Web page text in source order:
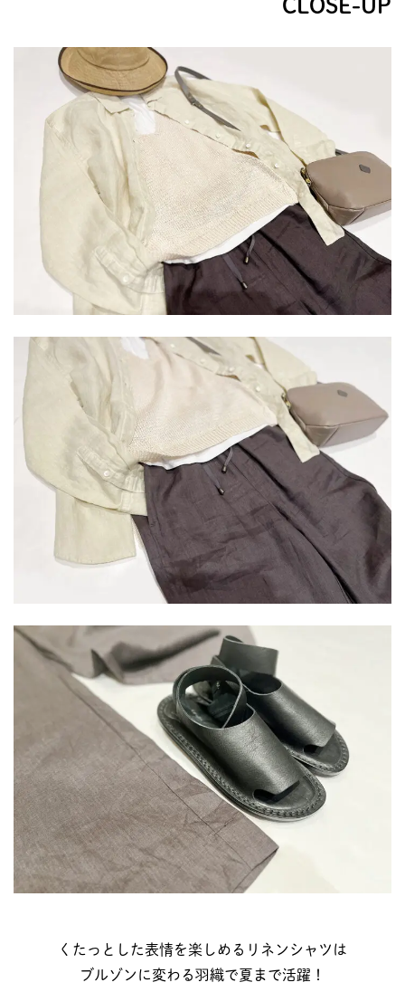
CLOSE-UP
くたっとした表情を楽しめるリネンシャツは
ブルゾンに変わる羽織で夏まで活躍！